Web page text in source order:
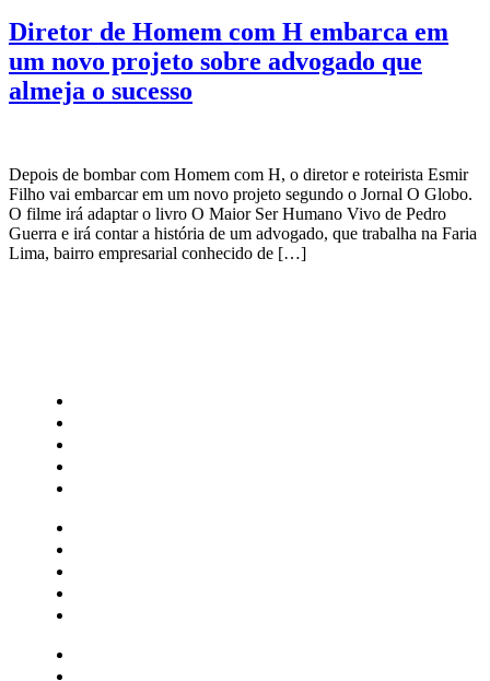
Diretor de Homem com H embarca em
um novo projeto sobre advogado que
almeja o sucesso
Depois de bombar com Homem com H, o diretor e roteirista Esmir
Filho vai embarcar em um novo projeto segundo o Jornal O Globo.
O filme irá adaptar o livro O Maior Ser Humano Vivo de Pedro
Guerra e irá contar a história de um advogado, que trabalha na Faria
Lima, bairro empresarial conhecido de […]